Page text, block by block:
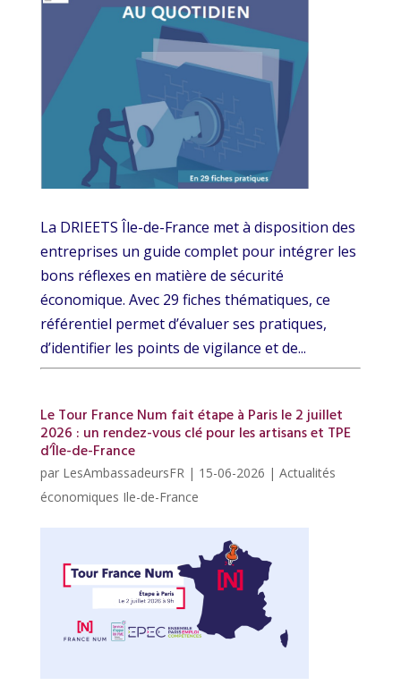
La DRIEETS Île-de-France met à disposition des
entreprises un guide complet pour intégrer les
bons réflexes en matière de sécurité
économique. Avec 29 fiches thématiques, ce
référentiel permet d’évaluer ses pratiques,
d’identifier les points de vigilance et de...
Le Tour France Num fait étape à Paris le 2 juillet
2026 : un rendez-vous clé pour les artisans et TPE
d’Île-de-France
par LesAmbassadeursFR| 15-06-2026 | Actualités
économiques Ile-de-France